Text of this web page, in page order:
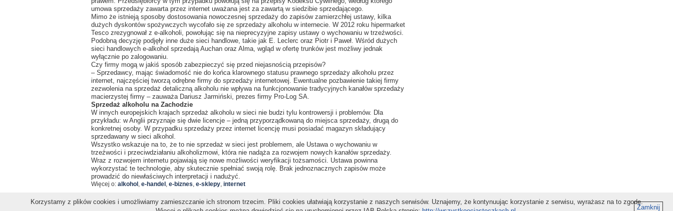
umowa sprzedaży zawarta przez internet uważana jest za zawartą w siedzibie sprzedającego.
Mimo że istnieją sposoby dostosowania nowoczesnej sprzedaży do zapisów zamierzchłej ustawy, kilka
dużych dyskontów spożywczych wycofało się ze sprzedaży alkoholu w internecie. W 2012 roku hipermarket
Tesco zrezygnował z e-alkoholi, powołując się na nieprecyzyjne zapisy ustawy o wychowaniu w trzeźwości.
Podobną decyzję podjęły inne duże sieci handlowe, takie jak E. Leclerc oraz Piotr i Paweł. Wśród dużych
sieci handlowych e-alkohol sprzedają Auchan oraz Alma, wgląd w ofertę trunków jest możliwy jednak
wyłącznie po zalogowaniu.
Czy firmy mogą w jakiś sposób zabezpieczyć się przed niejasnością przepisów?
– Sprzedawcy, mając świadomość nie do końca klarownego statusu prawnego sprzedaży alkoholu przez
internet, najczęściej tworzą odrębne firmy do sprzedaży internetowej. Ewentualne pozbawienie takiej firmy
zezwolenia na sprzedaż detaliczną alkoholu nie wpływa na funkcjonowanie tradycyjnych kanałów sprzedaży
macierzystej firmy – zauważa Dariusz Jarmiński, prezes firmy Pro-Log SA.
Sprzedaż alkoholu na Zachodzie
W innych europejskich krajach sprzedaż alkoholu w sieci nie budzi tylu kontrowersji i problemów. Dla
przykładu: w Anglii przyznaje się dwie licencje – jedną przyporządkowaną do miejsca sprzedaży, drugą do
konkretnej osoby. W przypadku sprzedaży przez internet licencję musi posiadać magazyn składujący
sprzedawany w sieci alkohol.
Wszystko wskazuje na to, że to nie sprzedaż w sieci jest problemem, ale Ustawa o wychowaniu w
trzeźwości i przeciwdziałaniu alkoholizmowi, która nie nadąża za rozwojem nowych kanałów sprzedaży.
Wraz z rozwojem internetu pojawiają się nowe możliwości weryfikacji tożsamości. Ustawa powinna
wykorzystać te technologie, aby skutecznie spełniać swoją rolę. Brak jednoznacznych zapisów może
prowadzić do niewłaściwych interpretacji i nadużyć.
Więcej o: alkohol , e-handel , e-biznes, e-sklepy, internet
Korzystamy z plików cookies i umożliwiamy zamieszczanie ich stronom trzecim. Pliki cookies ułatwiają korzystanie z naszych serwisów. Uznajemy, że kontynuując korzystanie z serwisu, wyrażasz na to zgodę.
Zamknij